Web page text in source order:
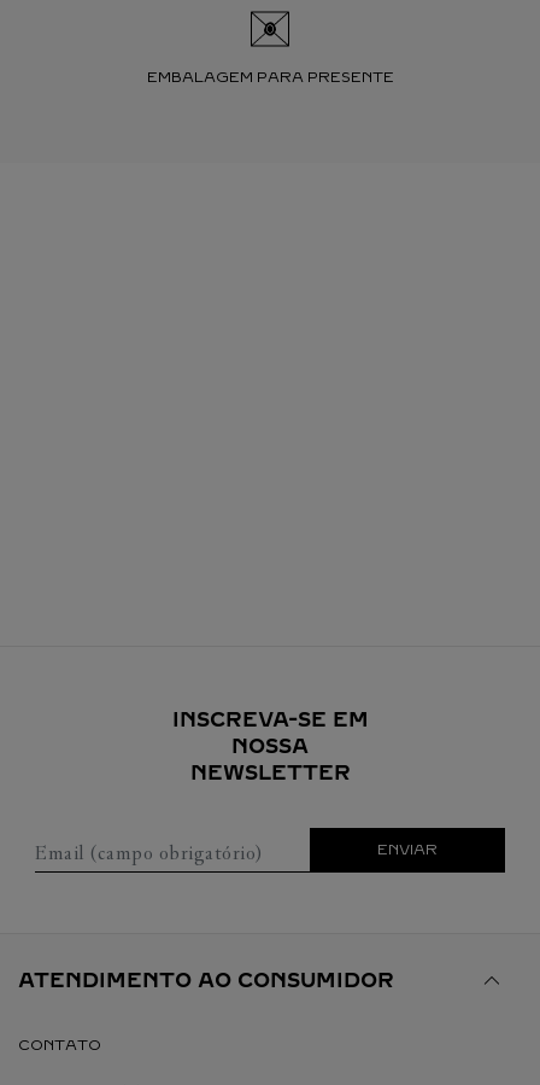
EMBALAGEM PARA PRESENTE
INSCREVA-SE EM
NOSSA
NEWSLETTER
Email (campo obrigatório) ENVIAR
ATENDIMENTO AO CONSUMIDOR
CONTATO